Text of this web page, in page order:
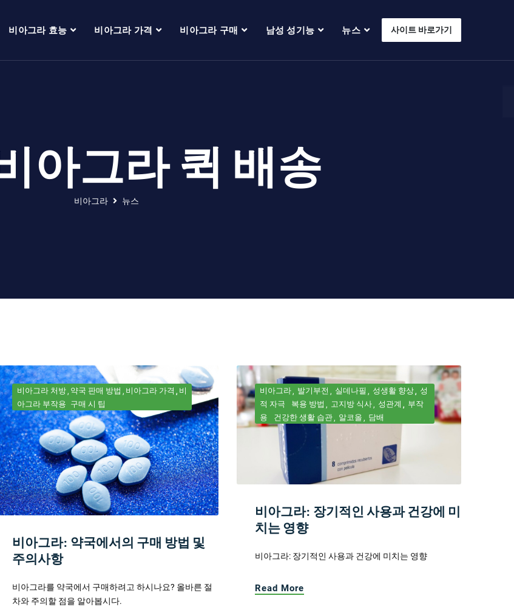
비아그라 효능 비아그라 가격 비아그라 구매 남성 성기능 뉴스 사이트 바로가기
아그라 퀵 배송
비아그라 뉴스
비아그라 처방 약국 판매 방법 비아그라 가격
비
아그라 부작용 구매 시 팁
비아그라: 약국에서의 구매 방법 및
주의사항
비아그라를 약국에서 구매하려고 하시나요? 올바른 절
차와 주의할 점을 알아봅시다.
비아그라 발기부전 실데나필 성생활 향상
성
적 자극
복용 방법 고지방 식사 성관계
부작
용
건강한 생활 습관 알코올 담배
비아그라: 장기적인 사용과 건강에 미
치는 영향
비아그라: 장기적인 사용과 건강에 미치는 영향
Read More